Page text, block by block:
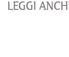
LEGGI